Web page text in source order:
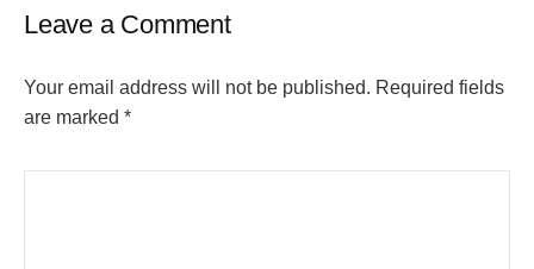
Leave a Comment
Your email address will not be published. Required fields
are marked *